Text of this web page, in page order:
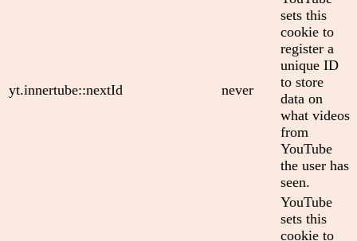
yt.innertube::nextId never
sets this
cookie to
register a
unique ID
to store
data on
what videos
from
YouTube
the user has
seen.
YouTube
sets this
cookie to